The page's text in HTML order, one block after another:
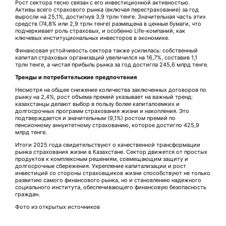
Рост сектора тесно связан с его инвестиционной активностью.
Активы всего страхового рынка (включая перестрахование) за год
выросли на 25,1%, достигнув 3,9 трлн тенге. Значительная часть этих
средств (74,8% или 2,9 трлн тенге) размещена в ценные бумаги, что
подчеркивает роль страховых, и особенно Life-компаний, как
ключевых институциональных инвесторов в экономике.
Финансовая устойчивость сектора также усилилась: собственный
капитал страховых организаций увеличился на 16,7%, составив 1,1
трлн тенге, а чистая прибыль рынка за год достигла 245,6 млрд тенге.
Тренды и потребительские предпочтения
Несмотря на общее снижение количества заключенных договоров по
рынку на 2,4%, рост объема премий указывает на важный тренд:
казахстанцы делают выбор в пользу более капиталоемких и
долгосрочных программ страхования жизни и накопления. Это
подтверждается и значительным (9,1%) ростом премий по
пенсионному аннуитетному страхованию, которое достигло 425,9
млрд тенге.
Итоги 2025 года свидетельствуют о качественной трансформации
рынка страхования жизни в Казахстане. Сектор движется от простых
продуктов к комплексным решениям, совмещающим защиту и
долгосрочные сбережения. Укрепление капитализации и рост
инвестиций со стороны страховщиков жизни способствуют не только
развитию самого финансового рынка, но и становлению надежного
социального института, обеспечивающего финансовую безопасность
граждан.
Фото из открытых источников